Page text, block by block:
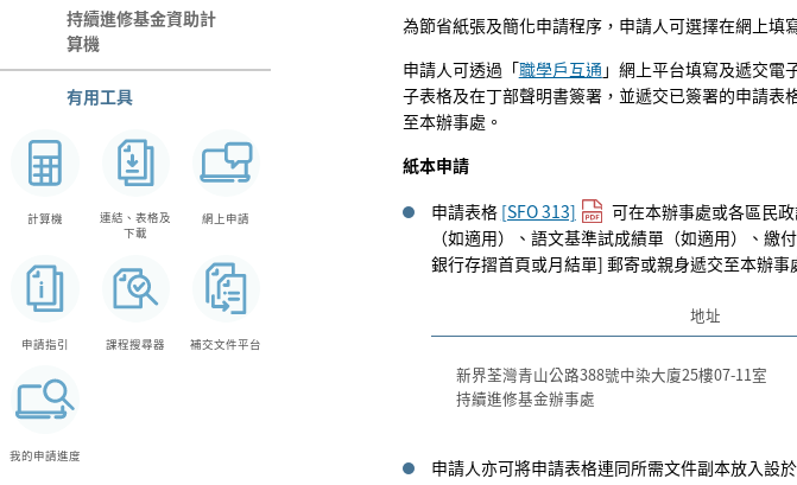
更改資料
培訓機構須知
報讀合資格網上課程注
給予不同種族人士的特
Bahasa Indonesia
(印尼語)
हिंदी (印度語)
नेपाली (尼泊爾語)
ਪੰਜਾਬੀ (旁遮普語)
統計數字
持續進修基金資助計
算機
有用工具
計算機
連結、表格及
下載
網上申請
申請指引 課程搜尋器 補交文件平台
我的申請進度
為節省紙張及簡化申請程序，申請人可選擇在網上填
申請人可透過「職學戶互通 」網上平台填寫及遞交電
子表格及在丁部聲明書簽署，並遞交已簽署的申請
至本辦事處。
紙本申請
申請表格 [SFO 313] 可在本辦事處或各區民
（如適用）、語文基準試成績單（如適用）、
銀行存摺首頁或月結單] 郵寄或親身遞交至本辦事
地址
新界荃灣青山公路388號中染大廈25樓07-11室
持續進修基金辦事處
申請人亦可將申請表格連同所需文件副本放入設